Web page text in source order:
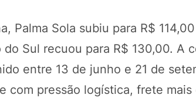
Palma Sola subiu para R$
do Sul recuou para R$ 130,00. A
entre 13 de junho e 21 de
com pressão logística, frete mais